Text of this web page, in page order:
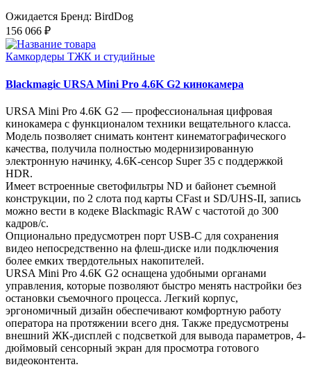
Ожидается Бренд: BirdDog
156 066 ₽
Камкордеры ТЖК и студийные
Blackmagic URSA Mini Pro 4.6K G2 кинокамера
URSA Mini Pro 4.6K G2 — профессиональная цифровая
кинокамера с функционалом техники вещательного класса.
Модель позволяет снимать контент кинематографического
качества, получила полностью модернизированную
электронную начинку, 4.6K-сенсор Super 35 с поддержкой
HDR.
Имеет встроенные светофильтры ND и байонет съемной
конструкции, по 2 слота под карты CFast и SD/UHS‑II, запись
можно вести в кодеке Blackmagic RAW с частотой до 300
кадров/с.
Опционально предусмотрен порт USB-C для сохранения
видео непосредственно на флеш-диске или подключения
более емких твердотельных накопителей.
URSA Mini Pro 4.6K G2 оснащена удобными органами
управления, которые позволяют быстро менять настройки без
остановки съемочного процесса. Легкий корпус,
эргономичный дизайн обеспечивают комфортную работу
оператора на протяжении всего дня. Также предусмотрены
внешний ЖК-дисплей с подсветкой для вывода параметров, 4-
дюймовый сенсорный экран для просмотра готового
видеоконтента.